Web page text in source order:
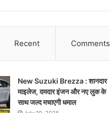
Recent Comments
New Suzuki Brezza : शानदार
माइलेज, दमदार इंजन और नए लुक के
साथ जल्द मचाएगी धमाल